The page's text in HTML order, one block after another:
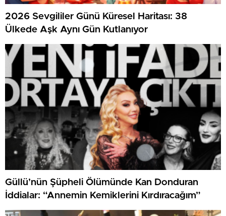
2026 Sevgililer Günü Küresel Haritası: 38
Ülkede Aşk Aynı Gün Kutlanıyor
Güllü’nün Şüpheli Ölümünde Kan Donduran
İddialar: “Annemin Kemiklerini Kırdıracağım”